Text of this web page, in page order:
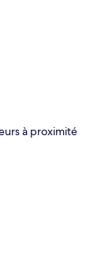
à proximité